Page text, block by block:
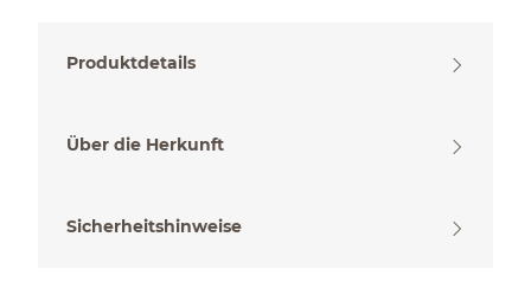
Produktdetails
Über die Herkunft
Sicherheitshinweise